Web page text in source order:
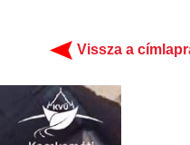
Vissza a